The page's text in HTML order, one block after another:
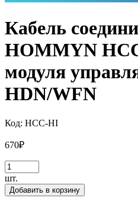
Кабель
HOMMYN
модуля
HDN/WFN
Код: HCC-HI
670₽
шт.
Добавить в корзину